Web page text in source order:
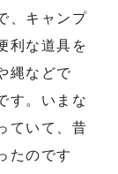
、キャンプ
利な道具を
縄などで
す。いまな
ていて、昔
たのです